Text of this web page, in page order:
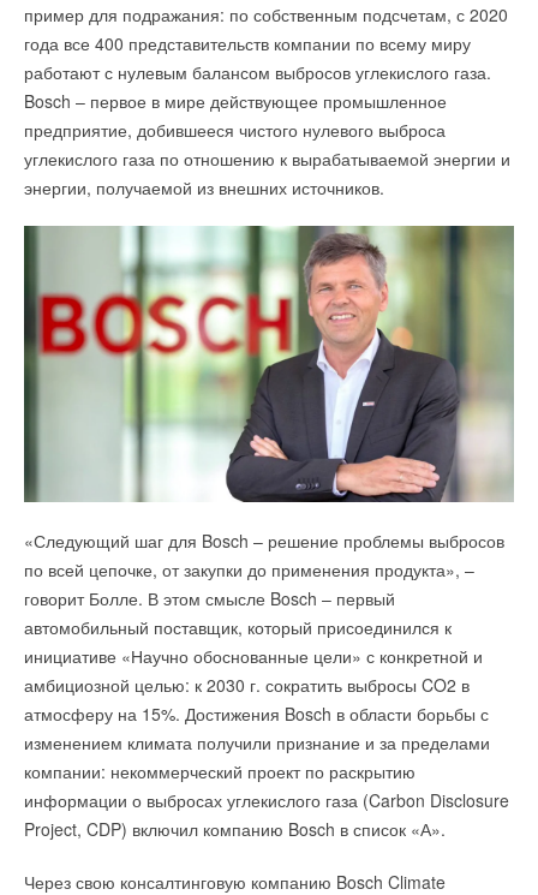
пример для подражания: по собственным подсчетам, с 2020
года все 400 представительств компании по всему миру
работают с нулевым балансом выбросов углекислого газа.
Bosch – первое в мире действующее промышленное
предприятие, добившееся чистого нулевого выброса
углекислого газа по отношению к вырабатываемой энергии и
энергии, получаемой из внешних источников.
«Следующий шаг для Bosch – решение проблемы выбросов
по всей цепочке, от закупки до применения продукта», –
говорит Болле. В этом смысле Bosch – первый
автомобильный поставщик, который присоединился к
инициативе «Научно обоснованные цели» с конкретной и
амбициозной целью: к 2030 г. сократить выбросы CO2 в
атмосферу на 15%. Достижения Bosch в области борьбы с
изменением климата получили признание и за пределами
компании: некоммерческий проект по раскрытию
информации о выбросах углекислого газа (Carbon Disclosure
Project, CDP) включил компанию Bosch в список «А».
Через свою консалтинговую компанию Bosch Climate
информацию, необходимую для его работы.
Номинации:
Продукт года
Бренд года
Проект года
Лучший сервис оборудования
Лучший отраслевой сайт
Лучший отраслевой интернет-магазин
Лучшая маркетинговая концепция
Лучший каталог продукции
Энергоэффективность и энергосбережение
Инновации
Социальные проекты и благотворительность
Предприятие года.
Сделано в России
Премия проводится компаниями Reed Exhibitions Russia и
Подать заявку на участие
Читайте по теме:
→ Российский коммунальный ресурс на исходе
→
В Забайкалье запустили крупнейшую в России
Абагайтуйскую СЭС
→ ПВУ «Катунь» в гигиеническом исполнении от НЕВАТОМ
НОВОСТИ СОК 7 АВГУСТА 2026
НОВОСТИ СОК 7 АВГУСТА 2026
Когда концентрация углекислого газа превышает
определенный порог, алгоритм активирует щебечущий звук
или мигающий свет, чтобы побудить присутствующих
открыть окна или на время покинуть помещение для
проветривания.
«Микроклимат в помещении – ключевой фактор для нашего
здоровья, это буквально воздух, который нас окружает.
Поэтому мы хотели обеспечить лучшее качество воздуха для
себя и своей семьи» — говорит Лассе Линд, глава команды
разработчиков устройства и партнер GXN.
Интеллектуальный датчик AirBird более года тестировался в
датской государственной школе. Полученные данные будут
использоваться как для увеличения функциональности
устройства, так и для качественной оценки помещений и
зданий в процессе их эксплуатации.
Стоимость устройства составляет $199.